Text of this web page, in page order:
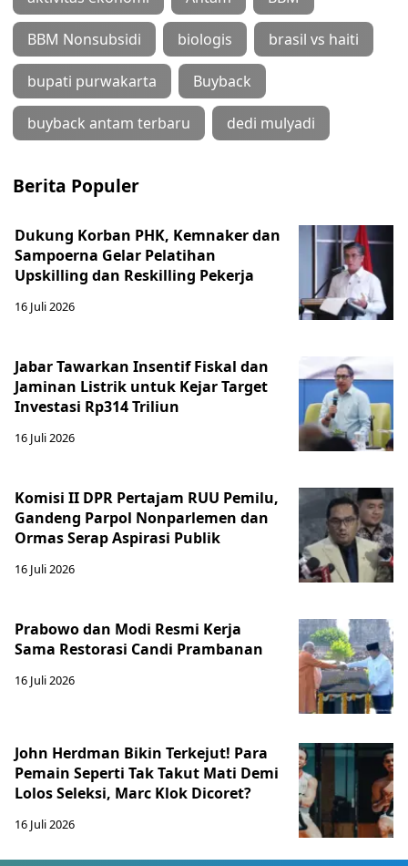
BBM Nonsubsidi biologis brasil vs haiti
bupati purwakarta Buyback
buyback antam terbaru dedi mulyadi
Berita Populer
Dukung Korban PHK, Kemnaker dan
Sampoerna Gelar Pelatihan
Upskilling dan Reskilling Pekerja
16 Juli 2026
Jabar Tawarkan Insentif Fiskal dan
Jaminan Listrik untuk Kejar Target
Investasi Rp314 Triliun
16 Juli 2026
Komisi II DPR Pertajam RUU Pemilu,
Gandeng Parpol Nonparlemen dan
Ormas Serap Aspirasi Publik
16 Juli 2026
Prabowo dan Modi Resmi Kerja
Sama Restorasi Candi Prambanan
16 Juli 2026
John Herdman Bikin Terkejut! Para
Pemain Seperti Tak Takut Mati Demi
Lolos Seleksi, Marc Klok Dicoret?
16 Juli 2026